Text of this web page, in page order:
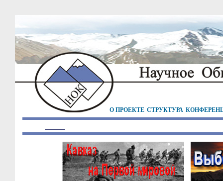
О ПРОЕКТЕ СТРУКТУРА